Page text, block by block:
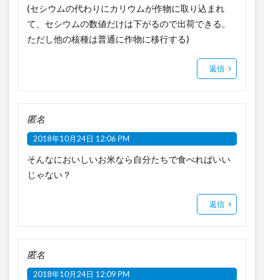
(セシウムの代わりにカリウムが作物に取り込まれ
て、セシウムの数値だけは下がるので出荷できる。
ただし他の核種は普通に作物に移行する)
返信
匿名
2018年10月24日 12:06 PM
そんなにおいしいお米なら自分たちで食べればいい
じゃない？
返信
匿名
2018年10月24日 12:09 PM